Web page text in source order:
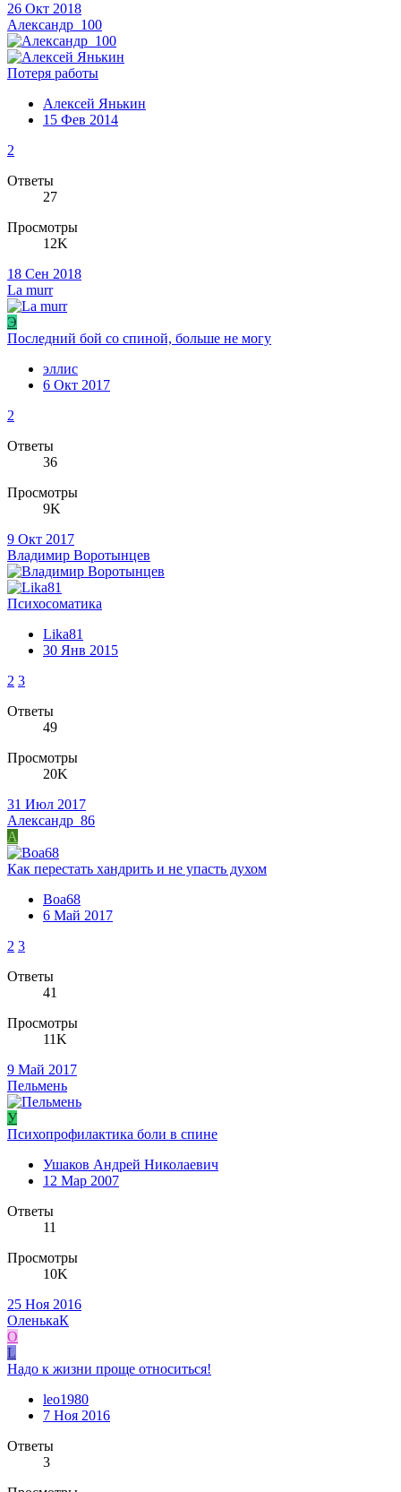
26 Окт 2018
Александр_100
Потеря работы
Алексей Янькин
15 Фев 2014
2
Ответы
27
Просмотры
12K
18 Сен 2018
La murr
Э
Последний бой со спиной, больше не могу
эллис
6 Окт 2017
2
Ответы
36
Просмотры
9K
9 Окт 2017
Владимир Воротынцев
Психосоматика
Lika81
30 Янв 2015
2 3
Ответы
49
Просмотры
20K
31 Июл 2017
Александр_86
А
Как перестать хандрить и не упасть духом
Boa68
6 Май 2017
2 3
Ответы
41
Просмотры
11K
9 Май 2017
Пельмень
У
Психопрофилактика боли в спине
Ушаков Андрей Николаевич
12 Мар 2007
Ответы
11
Просмотры
10K
25 Ноя 2016
ОленькаК
О
L
Надо к жизни проще относиться!
leo1980
7 Ноя 2016
Ответы
3